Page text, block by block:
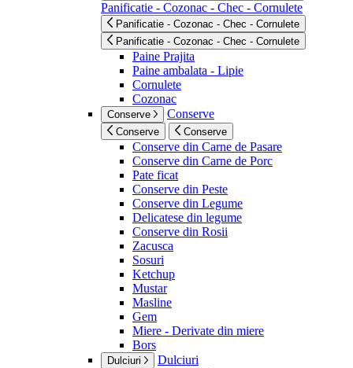
Panificatie - Cozonac - Chec - Cornulete
Panificatie - Cozonac - Chec - Cornulete
Panificatie - Cozonac - Chec - Cornulete
Paine Prajita
Paine ambalata - Lipie
Cornulete
Cozonac
Conserve Conserve
Conserve Conserve
Conserve din Carne de Pasare
Conserve din Carne de Porc
Pate ficat
Conserve din Peste
Conserve din Legume
Delicatese din legume
Conserve din Rosii
Zacusca
Sosuri
Ketchup
Mustar
Masline
Gem
Miere - Derivate din miere
Bors
Dulciuri Dulciuri